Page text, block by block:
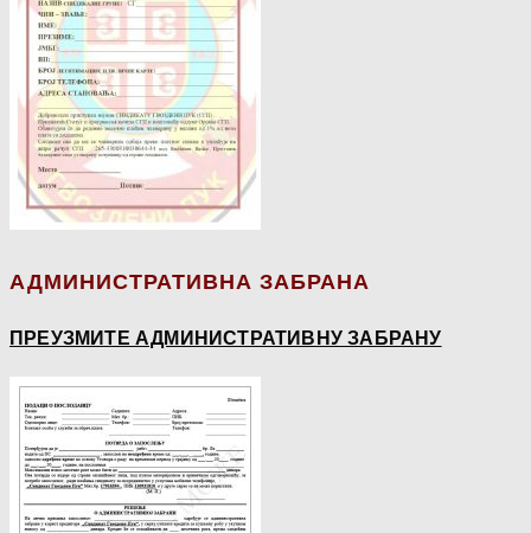
АДМИНИСТРАТИВНА ЗАБРАНА
ПРЕУЗМИТЕ АДМИНИСТРАТИВНУ ЗАБРАНУ